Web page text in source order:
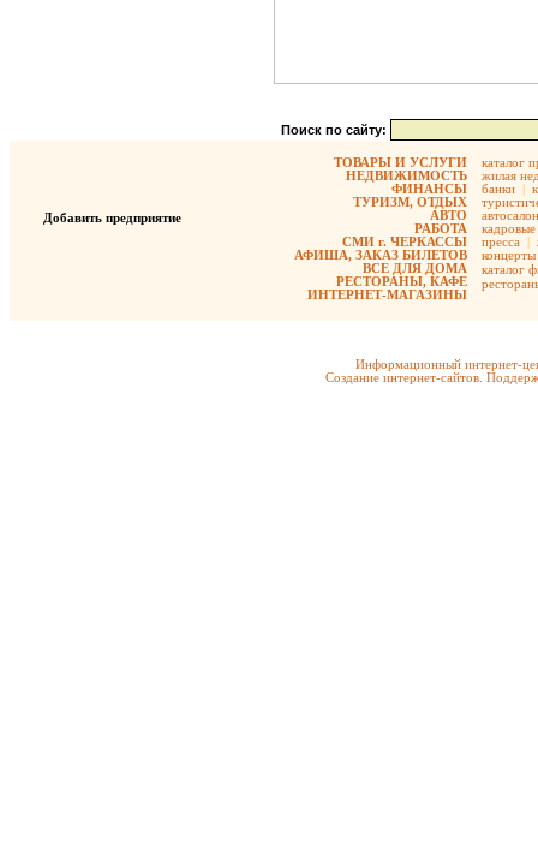
Поиск по сайту:
Добавить предприятие
ТОВАРЫ И УСЛУГИ
НЕДВИЖИМОСТЬ
ФИНАНСЫ
ТУРИЗМ, ОТДЫХ
АВТО
РАБОТА
СМИ г. ЧЕРКАССЫ
АФИША, ЗАКАЗ БИЛЕТОВ
ВСЕ ДЛЯ ДОМА
РЕСТОРАНЫ, КАФЕ
ИНТЕРНЕТ-МАГАЗИНЫ
каталог
жилая
банки |
кадровые
пресса |
концерты
каталог
Информационный интернет-
Создание интернет-сайтов.